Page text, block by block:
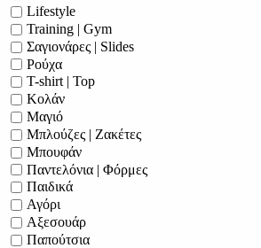
Lifestyle
Training | Gym
Σαγιονάρες | Slides
Ρούχα
T-shirt | Top
Κολάν
Μαγιό
Μπλούζες | Ζακέτες
Μπουφάν
Παντελόνια | Φόρμες
Παιδικά
Αγόρι
Αξεσουάρ
Παπούτσια